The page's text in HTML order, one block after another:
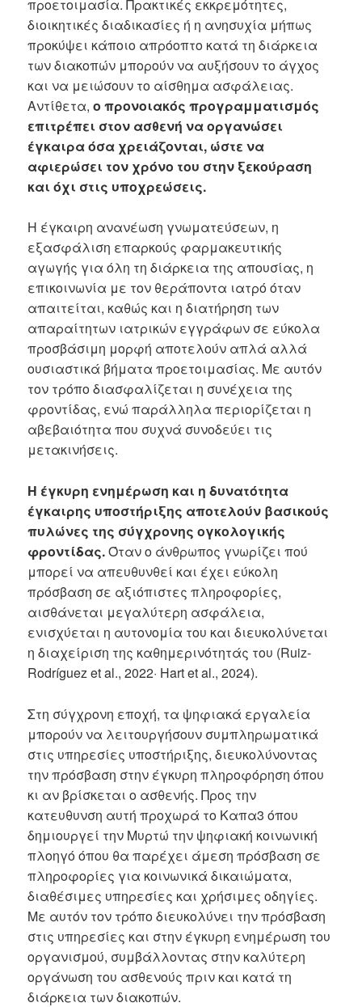
προετοιμασία. Πρακτικές εκκρεμότητες,
διοικητικές διαδικασίες ή η ανησυχία μήπως
προκύψει κάποιο απρόοπτο κατά τη διάρκεια
των διακοπών μπορούν να αυξήσουν το άγχος
και να μειώσουν το αίσθημα ασφάλειας.
Αντίθετα,ο προνοιακός προγραμματισμός
επιτρέπει στον ασθενή να οργανώσει
έγκαιρα όσα χρειάζονται, ώστε να
αφιερώσει τον χρόνο του στην ξεκούραση
και όχι στις υποχρεώσεις.
Η έγκαιρη ανανέωση γνωματεύσεων, η
εξασφάλιση επαρκούς φαρμακευτικής
αγωγής για όλη τη διάρκεια της απουσίας, η
επικοινωνία με τον θεράποντα ιατρό όταν
απαιτείται, καθώς και η διατήρηση των
απαραίτητων ιατρικών εγγράφων σε εύκολα
προσβάσιμη μορφή αποτελούν απλά αλλά
ουσιαστικά βήματα προετοιμασίας. Με αυτόν
τον τρόπο διασφαλίζεται η συνέχεια της
φροντίδας, ενώ παράλληλα περιορίζεται η
αβεβαιότητα που συχνά συνοδεύει τις
μετακινήσεις.
Η έγκυρη ενημέρωση και η δυνατότητα
έγκαιρης υποστήριξης αποτελούν βασικούς
πυλώνες της σύγχρονης ογκολογικής
φροντίδας.Όταν ο άνθρωπος γνωρίζει πού
μπορεί να απευθυνθεί και έχει εύκολη
πρόσβαση σε αξιόπιστες πληροφορίες,
αισθάνεται μεγαλύτερη ασφάλεια,
ενισχύεται η αυτονομία του και διευκολύνεται
η διαχείριση της καθημερινότητάς του (Ruiz-
Rodríguez et al., 2022· Hart et al., 2024).
Στη σύγχρονη εποχή, τα ψηφιακά εργαλεία
μπορούν να λειτουργήσουν συμπληρωματικά
στις υπηρεσίες υποστήριξης, διευκολύνοντας
την πρόσβαση στην έγκυρη πληροφόρηση όπου
κι αν βρίσκεται ο ασθενής. Προς την
κατευθυνση αυτή προχωρά το Καπα3 όπου
δημιουργεί την Μυρτώ την ψηφιακή κοινωνική
πλοηγό όπου θα παρέχει άμεση πρόσβαση σε
πληροφορίες για κοινωνικά δικαιώματα,
διαθέσιμες υπηρεσίες και χρήσιμες οδηγίες.
Με αυτόν τον τρόπο διευκολύνει την πρόσβαση
στις υπηρεσίες και στην έγκυρη ενημέρωση του
οργανισμού, συμβάλλοντας στην καλύτερη
οργάνωση του ασθενούς πριν και κατά τη
διάρκεια των διακοπών.